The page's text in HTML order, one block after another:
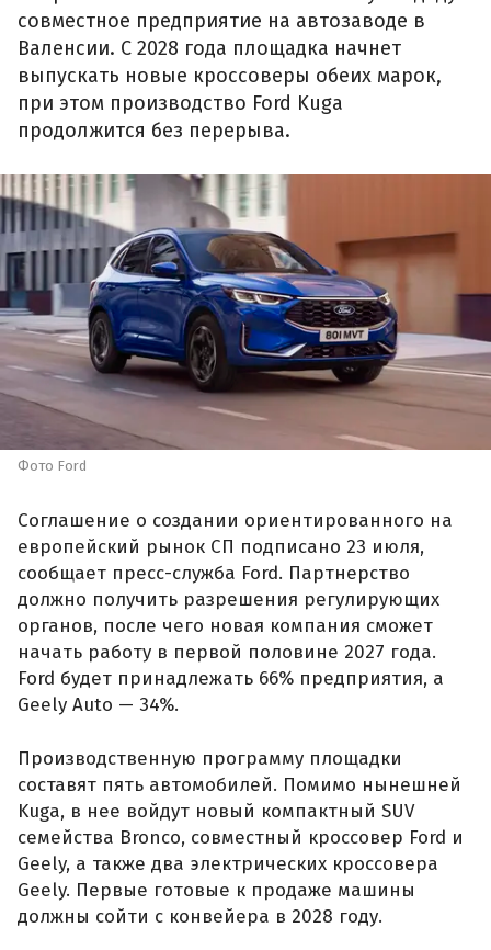
совместное предприятие на автозаводе в
Валенсии. С 2028 года площадка начнет
выпускать новые кроссоверы обеих марок,
при этом производство Ford Kuga
продолжится без перерыва.
Фото Ford
Соглашение о создании ориентированного на
европейский рынок СП подписано 23 июля,
сообщает пресс-служба Ford. Партнерство
должно получить разрешения регулирующих
органов, после чего новая компания сможет
начать работу в первой половине 2027 года.
Ford будет принадлежать 66% предприятия, а
Geely Auto — 34%.
Производственную программу площадки
составят пять автомобилей. Помимо нынешней
Kuga, в нее войдут новый компактный SUV
семейства Bronco, совместный кроссовер Ford и
Geely, а также два электрических кроссовера
Geely. Первые готовые к продаже машины
должны сойти с конвейера в 2028 году.